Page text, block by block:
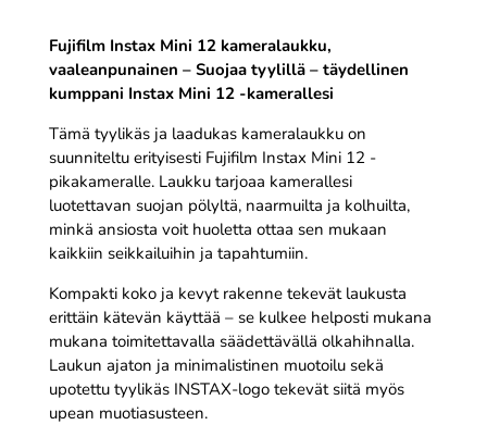
Fujifilm Instax Mini 12 kameralaukku,
vaaleanpunainen – Suojaa tyylillä – täydellinen
kumppani Instax Mini 12 -kamerallesi
Tämä tyylikäs ja laadukas kameralaukku on
suunniteltu erityisesti Fujifilm Instax Mini 12 -
pikakameralle. Laukku tarjoaa kamerallesi
luotettavan suojan pölyltä, naarmuilta ja kolhuilta,
minkä ansiosta voit huoletta ottaa sen mukaan
kaikkiin seikkailuihin ja tapahtumiin.
Kompakti koko ja kevyt rakenne tekevät laukusta
erittäin kätevän käyttää – se kulkee helposti mukana
mukana toimitettavalla säädettävällä olkahihnalla.
Laukun ajaton ja minimalistinen muotoilu sekä
upotettu tyylikäs INSTAX-logo tekevät siitä myös
upean muotiasusteen.